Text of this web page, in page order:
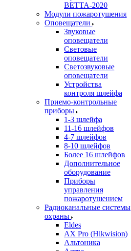
ВЕТТА-2020
Модули пожаротушения
Оповещатели
Звуковые
оповещатели
Световые
оповещатели
Светозвуковые
оповещатели
Устройства
контроля шлейфа
Приемо-контрольные
приборы
1-3 шлейфа
11-16 шлейфов
4-7 шлейфов
8-10 шлейфов
Более 16 шлейфов
Дополнительное
оборудование
Приборы
управления
пожаротушением
Радиоканальные системы
охраны
Eldes
AX Pro (Hikwision)
Альтоника